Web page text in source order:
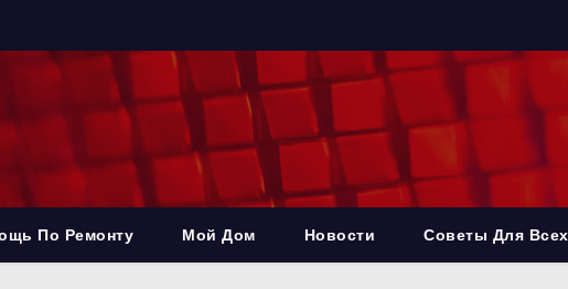
По Ремонту Мой Дом Новости Советы Для Всех